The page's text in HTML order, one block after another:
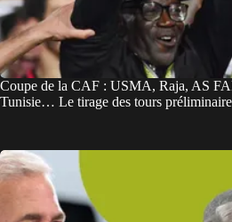
Coupe de la CAF : USMA, Raja, AS
Tunisie… Le tirage des tours